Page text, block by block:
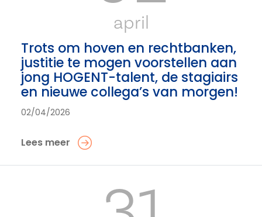
april
Trots om hoven en rechtbanken,
justitie te mogen voorstellen aan
jong HOGENT-talent, de stagiairs
en nieuwe collega’s van morgen!
02/04/2026
Lees meer